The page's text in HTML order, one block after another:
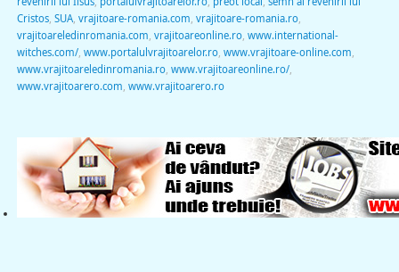
Cristos, SUA, vrajitoare-romania.com vrajitoare-romania.ro,
vrajitoareledinromania.com vrajitoareonline.ro, www.international-
witches.com/, www.portalulvrajitoarelor.ro, www.vrajitoare-online.com
www.vrajitoareledinromania.ro, www.vrajitoareonline.ro/,
www.vrajitoarero.com www.vrajitoarero.ro